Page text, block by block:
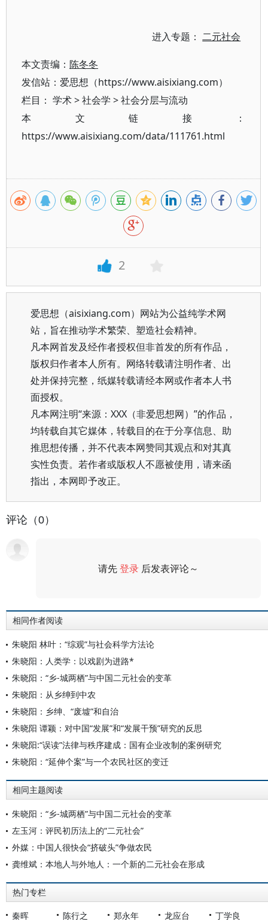
进入专题：二元社会
本文责编： 陈冬冬
发信站：爱思想（https://www.aisixiang.com）
栏目： 学术>社会学 >社会分层与流动
本文链接：
https://www.aisixiang.com/data/111761.html
2
爱思想（aisixiang.com）网站为公益纯学术网
站，旨在推动学术繁荣、塑造社会精神。
凡本网首发及经作者授权但非首发的所有作品，
版权归作者本人所有。网络转载请注明作者、出
处并保持完整，纸媒转载请经本网或作者本人书
面授权。
凡本网注明“来源：XXX（非爱思想网）”的作品，
均转载自其它媒体，转载目的在于分享信息、助
推思想传播，并不代表本网赞同其观点和对其真
实性负责。若作者或版权人不愿被使用，请来函
指出，本网即予改正。
评论（0）
请先登录 后发表评论～
相同作者阅读
朱晓阳 林叶：“综观”与社会科学方法论
朱晓阳：人类学：以戏剧为进路*
朱晓阳：“乡-城两栖”与中国二元社会的变革
朱晓阳：从乡绅到中农
朱晓阳：乡绅、“废墟”和自治
朱晓阳 谭颖：对中国“发展”和“发展干预”研究的反思
朱晓阳:“误读”法律与秩序建成：国有企业改制的案例研究
朱晓阳：“延伸个案”与一个农民社区的变迁
相同主题阅读
朱晓阳：“乡-城两栖”与中国二元社会的变革
左玉河：评民初历法上的“二元社会”
外媒：中国人很快会“挤破头”争做农民
龚维斌：本地人与外地人：一个新的二元社会在形成
热门专栏
秦晖 陈行之 郑永年 龙应台 丁学良